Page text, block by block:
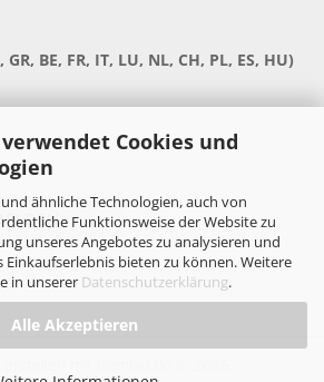
Cookies und
ähnliche Technologien, auch von
Funktionsweise der Website zu
unseres Angebotes zu analysieren und
bieten zu können. Weitere
in unserer Datenschutzerklärung.
Alle Akzeptieren
BE, FR, IT, LU, NL, CH, PL, ES, HU)